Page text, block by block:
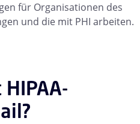
für Organisationen des
und die mit PHI arbeiten.